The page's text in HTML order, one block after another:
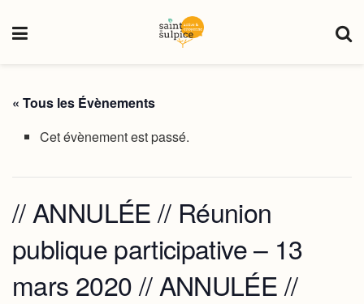
« Tous les Évènements
Cet évènement est passé.
// ANNULÉE // Réunion
publique participative – 13
mars 2020 // ANNULÉE //